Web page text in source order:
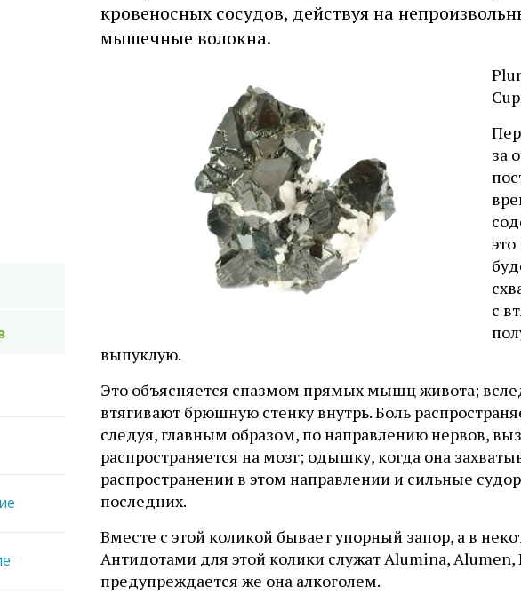
кровеносных сосудов, действуя на
мышечные волокна.
за
с
выпуклую.
Это объясняется спазмом прямых мышц живота;
втягивают брюшную стенку внутрь. Боль
следуя, главным образом, по направлению нервов,
распространяется на мозг; одышку, когда она
распространении в этом направлении и сильные
последних.
Вместе с этой коликой бывает упорный запор, а в
Антидотами для этой колики служат Alumina,
предупреждается же она алкоголем.